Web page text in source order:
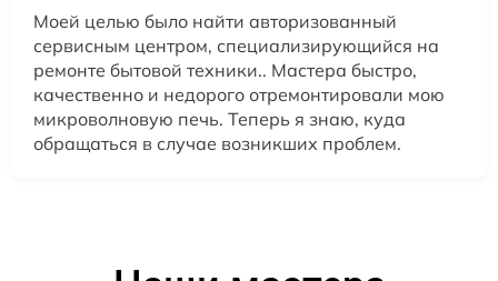
Моей целью было найти авторизованный
сервисным центром, специализирующийся на
ремонте бытовой техники.. Мастера быстро,
качественно и недорого отремонтировали мою
микроволновую печь. Теперь я знаю, куда
обращаться в случае возникших проблем.